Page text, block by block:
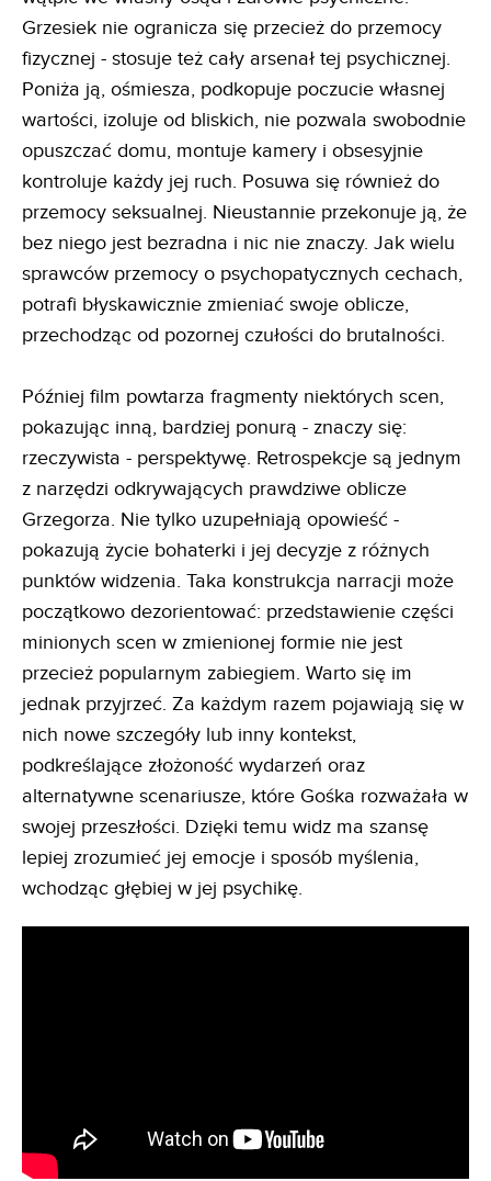
Grzesiek nie ogranicza się przecież do przemocy
fizycznej - stosuje też cały arsenał tej psychicznej.
Poniża ją, ośmiesza, podkopuje poczucie własnej
wartości, izoluje od bliskich, nie pozwala swobodnie
opuszczać domu, montuje kamery i obsesyjnie
kontroluje każdy jej ruch. Posuwa się również do
przemocy seksualnej. Nieustannie przekonuje ją, że
bez niego jest bezradna i nic nie znaczy. Jak wielu
sprawców przemocy o psychopatycznych cechach,
potrafi błyskawicznie zmieniać swoje oblicze,
przechodząc od pozornej czułości do brutalności.
Później film powtarza fragmenty niektórych scen,
pokazując inną, bardziej ponurą - znaczy się:
rzeczywista - perspektywę. Retrospekcje są jednym
z narzędzi odkrywających prawdziwe oblicze
Grzegorza. Nie tylko uzupełniają opowieść -
pokazują życie bohaterki i jej decyzje z różnych
punktów widzenia. Taka konstrukcja narracji może
początkowo dezorientować: przedstawienie części
minionych scen w zmienionej formie nie jest
przecież popularnym zabiegiem. Warto się im
jednak przyjrzeć. Za każdym razem pojawiają się w
nich nowe szczegóły lub inny kontekst,
podkreślające złożoność wydarzeń oraz
alternatywne scenariusze, które Gośka rozważała w
swojej przeszłości. Dzięki temu widz ma szansę
lepiej zrozumieć jej emocje i sposób myślenia,
wchodząc głębiej w jej psychikę.